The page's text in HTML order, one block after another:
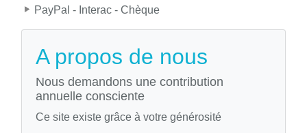
PayPal - Interac - Chèque
A propos de nous
Nous demandons une contribution
annuelle consciente
Ce site existe grâce à votre générosité